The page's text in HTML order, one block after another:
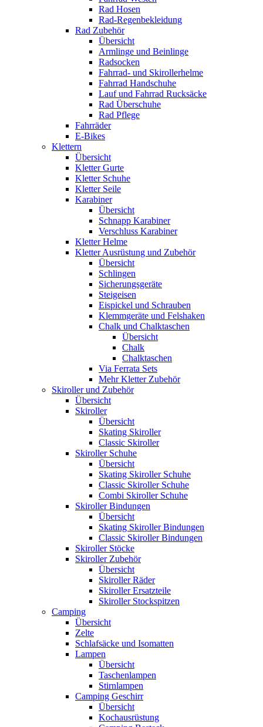
Rad Hosen
Rad-Regenbekleidung
Rad Zubehör
Übersicht
Armlinge und Beinlinge
Radsocken
Fahrrad- und Skirollerhelme
Fahrrad Handschuhe
Lauf und Fahrrad Rucksäcke
Rad Überschuhe
Rad Pflege
Fahrräder
E-Bikes
Klettern
Übersicht
Kletter Gurte
Kletter Schuhe
Kletter Seile
Karabiner
Übersicht
Schnapp Karabiner
Verschluss Karabiner
Kletter Helme
Kletter Ausrüstung und Zubehör
Übersicht
Schlingen
Sicherungsgeräte
Steigeisen
Eispickel und Schrauben
Klemmgeräte und Felshaken
Chalk und Chalktaschen
Übersicht
Chalk
Chalktaschen
Via Ferrata Sets
Mehr Kletter Zubehör
Skiroller und Zubehör
Übersicht
Skiroller
Übersicht
Skating Skiroller
Classic Skiroller
Skiroller Schuhe
Übersicht
Skating Skiroller Schuhe
Classic Skiroller Schuhe
Combi Skiroller Schuhe
Skiroller Bindungen
Übersicht
Skating Skiroller Bindungen
Classic Skiroller Bindungen
Skiroller Stöcke
Skiroller Zubehör
Übersicht
Skiroller Räder
Skiroller Ersatzteile
Skiroller Stockspitzen
Camping
Übersicht
Zelte
Schlafsäcke und Isomatten
Lampen
Übersicht
Taschenlampen
Stirnlampen
Camping Geschirr
Übersicht
Kochausrüstung